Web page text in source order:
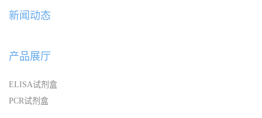
新闻动态
产品展厅
ELISA试剂盒
PCR试剂盒